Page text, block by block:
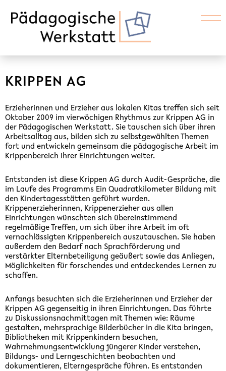
KRIPPEN AG
Erzieherinnen und Erzieher aus lokalen Kitas treffen sich seit
Oktober 2009 im vierwöchigen Rhythmus zur Krippen AG in
der Pädagogischen Werkstatt. Sie tauschen sich über ihren
Arbeitsalltag aus, bilden sich zu selbstgewählten Themen
fort und entwickeln gemeinsam die pädagogische Arbeit im
Krippenbereich ihrer Einrichtungen weiter.
Entstanden ist diese Krippen AG durch Audit-Gespräche, die
im Laufe des Programms Ein Quadratkilometer Bildung mit
den Kindertagesstätten geführt wurden.
Krippenerzieherinnen, Krippenerzieher aus allen
Einrichtungen wünschten sich übereinstimmend
regelmäßige Treffen, um sich über ihre Arbeit im oft
vernachlässigten Krippenbereich auszutauschen. Sie haben
außerdem den Bedarf nach Sprachförderung und
verstärkter Elternbeteiligung geäußert sowie das Anliegen,
Möglichkeiten für forschendes und entdeckendes Lernen zu
schaffen.
Anfangs besuchten sich die Erzieherinnen und Erzieher der
Krippen AG gegenseitig in ihren Einrichtungen. Das führte
zu Diskussionsnachmittagen mit Themen wie: Räume
gestalten, mehrsprachige Bilderbücher in die Kita bringen,
Bibliotheken mit Krippenkindern besuchen,
Wahrnehmungsentwicklung jüngerer Kinder verstehen,
Bildungs- und Lerngeschichten beobachten und
dokumentieren, Elterngespräche führen. Es entstanden